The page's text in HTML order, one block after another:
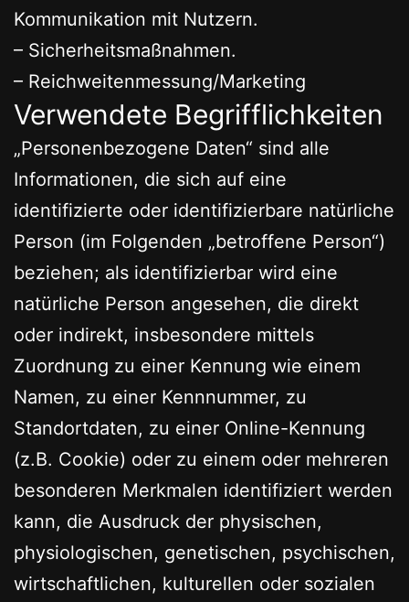
Kommunikation mit Nutzern.
– Sicherheitsmaßnahmen.
– Reichweitenmessung/Marketing
Verwendete Begrifflichkeiten
„Personenbezogene Daten“ sind alle
Informationen, die sich auf eine
identifizierte oder identifizierbare natürliche
Person (im Folgenden „betroffene Person“)
beziehen; als identifizierbar wird eine
natürliche Person angesehen, die direkt
oder indirekt, insbesondere mittels
Zuordnung zu einer Kennung wie einem
Namen, zu einer Kennnummer, zu
Standortdaten, zu einer Online-Kennung
(z.B. Cookie) oder zu einem oder mehreren
besonderen Merkmalen identifiziert werden
kann, die Ausdruck der physischen,
physiologischen, genetischen, psychischen,
wirtschaftlichen, kulturellen oder sozialen